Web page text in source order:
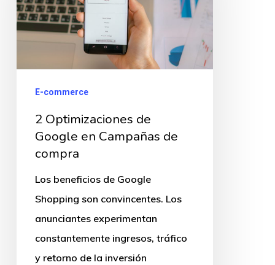
Google
en
compra
E-commerce
2 Optimizaciones de
Google en Campañas de
compra
Los beneficios de Google
Shopping son convincentes. Los
anunciantes experimentan
constantemente ingresos, tráfico
y retorno de la inversión